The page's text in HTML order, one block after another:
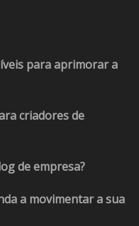
para aprimorar a
criadores de
de empresa?
a movimentar a sua